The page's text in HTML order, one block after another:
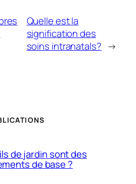
Quelle est la
signification des
soins intranatals? →
de jardin sont des
de base ?